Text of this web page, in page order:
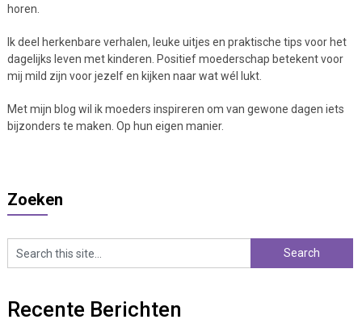
horen.
Ik deel herkenbare verhalen, leuke uitjes en praktische tips voor het
dagelijks leven met kinderen. Positief moederschap betekent voor
mij mild zijn voor jezelf en kijken naar wat wél lukt.
Met mijn blog wil ik moeders inspireren om van gewone dagen iets
bijzonders te maken. Op hun eigen manier.
Zoeken
Recente Berichten